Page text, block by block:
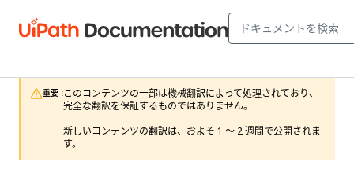
重要 :このコンテンツの一部は機械翻訳によって処理されており、
完全な翻訳を保証するものではありません。
新しいコンテンツの翻訳は、およそ 1 ～ 2 週間で公開されま
す。